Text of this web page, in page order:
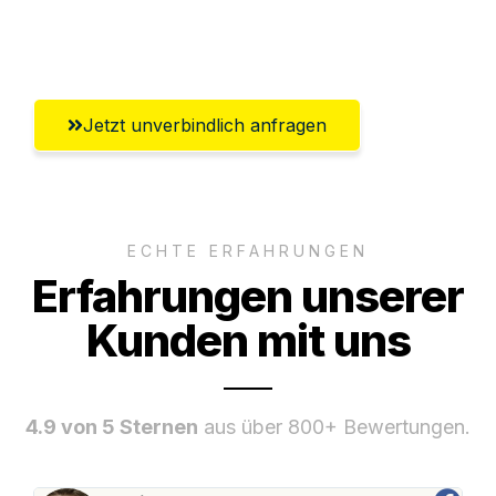
Jetzt unverbindlich anfragen
ECHTE ERFAHRUNGEN
Erfahrungen unserer
Kunden mit uns
4.9 von 5 Sternen aus über 800+ Bewertungen.